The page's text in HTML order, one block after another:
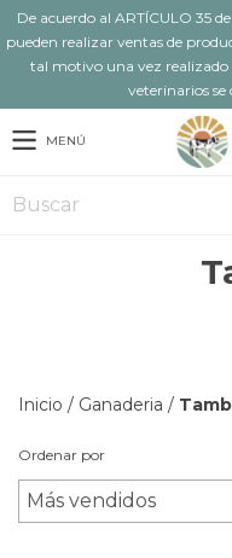
De acuerdo al ARTÍCULO 35
pueden realizar ventas de
tal motivo una vez realizado
veterinarios
MENÚ
Inicio / Ganaderia /
Ordenar por